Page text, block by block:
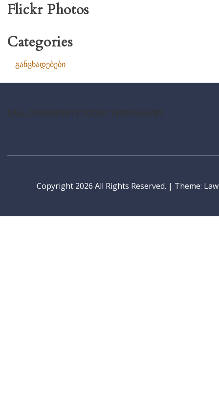
Flickr Photos
Categories
განცხადებები
CALL OUR EXPERTS TODAY 1.800.555.6789
Copyright 2026 All Rights Reserved. | Theme: